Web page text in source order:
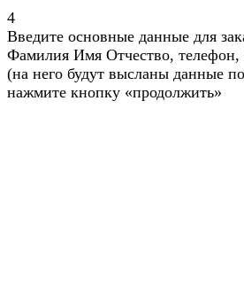
4
Введите основные данные для
Фамилия Имя Отчество, телефон,
(на него будут высланы данные
нажмите кнопку «продолжить»